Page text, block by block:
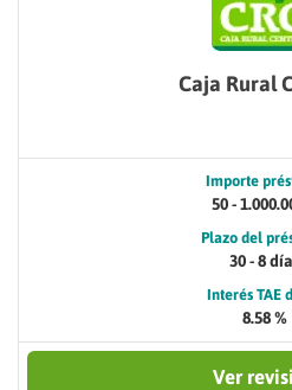
Caja Rural
Importe
50 -
Plazo del
30 - 8
Interés TAE
8.58 %
Ver